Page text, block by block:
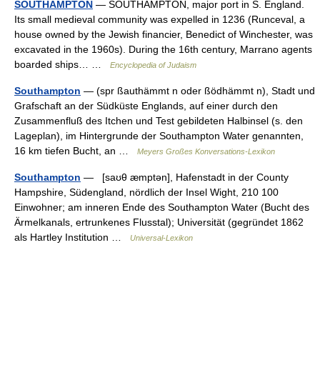
SOUTHAMPTON — SOUTHAMPTON, major port in S. England.
Its small medieval community was expelled in 1236 (Runceval, a
house owned by the Jewish financier, Benedict of Winchester, was
excavated in the 1960s). During the 16th century, Marrano agents
boarded ships… …
Encyclopedia of Judaism
Southampton — (spr ßauthämmt n oder ßödhämmt n), Stadt und
Grafschaft an der Südküste Englands, auf einer durch den
Zusammenfluß des Itchen und Test gebildeten Halbinsel (s. den
Lageplan), im Hintergrunde der Southampton Water genannten,
16 km tiefen Bucht, an …
Meyers Großes Konversations-Lexikon
Southampton — [saʊθ æmptən], Hafenstadt in der County
Hampshire, Südengland, nördlich der Insel Wight, 210 100
Einwohner; am inneren Ende des Southampton Water (Bucht des
Ärmelkanals, ertrunkenes Flusstal); Universität (gegründet 1862
als Hartley Institution …
Universal-Lexikon